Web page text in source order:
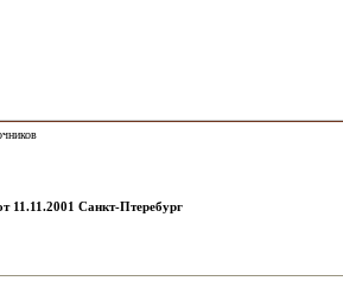
11.11.2001 Санкт-Птеребург